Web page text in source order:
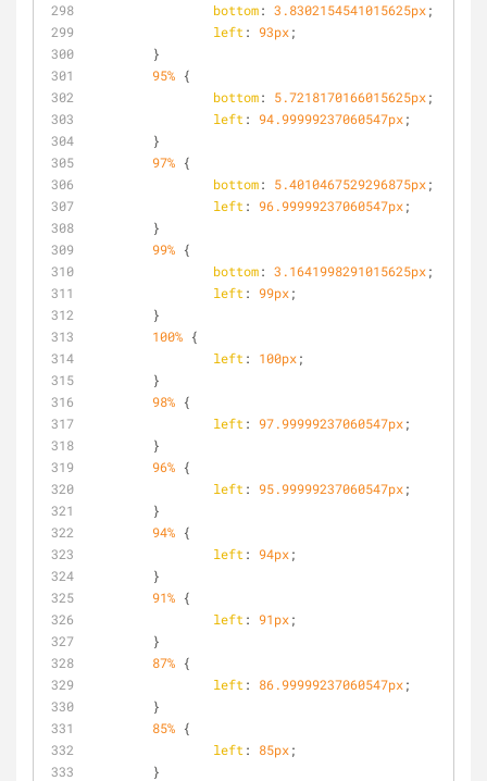
bottom: 3.8302154541015625px;
left : 93px;
	}
95% {
bottom: 5.7218170166015625px;
left : 94.99999237060547px;
	}
97% {
bottom: 5.4010467529296875px;
left : 96.99999237060547px;
	}
99% {
bottom: 3.1641998291015625px;
left : 99px;
	}
100% {
left : 100px;
	}
98% {
left : 97.99999237060547px;
	}
96% {
left : 95.99999237060547px;
	}
94% {
left : 94px;
	}
91% {
left : 91px;
	}
87% {
left : 86.99999237060547px;
	}
85% {
left : 85px;
	}